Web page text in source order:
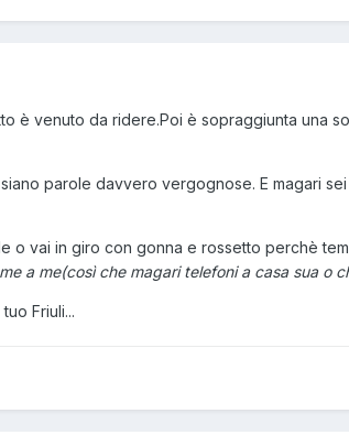
è venuto da ridere.Poi è sopraggiunta una
parole davvero vergognose. E magari
o vai in giro con gonna e rossetto perchè
a me(così che magari telefoni a casa sua o
Friuli...